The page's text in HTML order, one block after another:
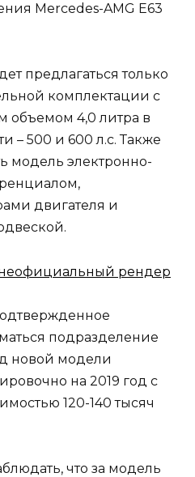
Mercedes-AMG E63
предлагаться только
комплектации с
объемом 4,0 литра в
– 500 и 600 л.с. Также
модель электронно-
двигателя и
подразделение
новой модели
на 2019 год с
120-140 тысяч
что за модель